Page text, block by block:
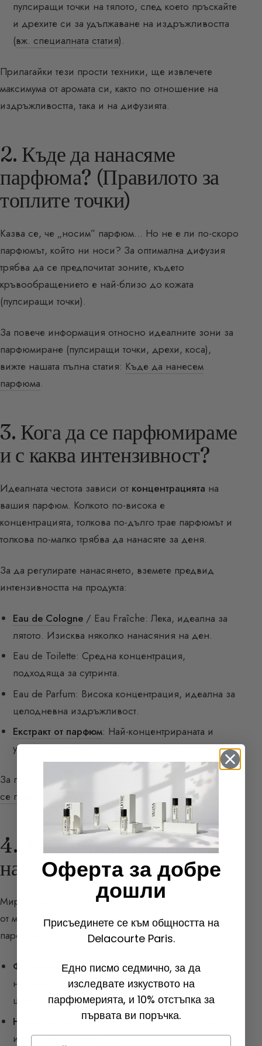
пулсиращи точки на тялото, след което пръскайте
и дрехите си за удължаване на издръжливостта
(вж. специалната статия).
Прилагайки тези прости техники, ще извлечете
максимума от аромата си, както по отношение на
издръжливостта, така и на дифузията.
2. Къде да нанасяме
парфюма? (Правилото за
топлите точки)
Казва се, че „носим” парфюм… Но не е ли по-скоро
парфюмът, който ни носи? За оптимална дифузия
трябва да се предпочитат зоните, където
кръвообращението е най-близо до кожата
(пулсиращи точки).
За повече информация относно идеалните зони за
парфюмиране (пулсиращи точки, дрехи, коса),
вижте нашата пълна статия: Къде да нанесем
парфюма.
3. Кога да се парфюмираме
и с каква интензивност?
Идеалната честота зависи от концентрацията на
вашия парфюм. Колкото по-висока е
концентрацията, толкова по-дълго трае парфюмът и
толкова по-малко трябва да нанасяте за деня.
За да регулирате нанасянето, вземете предвид
интензивността на продукта:
Eau de Cologne / Eau Fraîche: Лека, идеална за
лятото. Изисква няколко нанасяния на ден.
Eau de Toilette: Средна концентрация,
подходяща за сутринта.
Eau de Parfum: Висока концентрация, идеална за
целодневна издръжливост.
Екстракт от парфюм: Най-концентрираната и
устойчива форма. Няколко капки са достатъчни.
За повече подробности, прочетете:Колко често да
се парфюмираме?
4. Алхимията: Влиянието
на кожата и възрастта
Миризмата на вашата кожа се развива в зависимост
от множество фактори, влияещи върху алхимията с
парфюма:
Физиология:Тип кожа ( суха, мазна, смесена
на кожата, телесна температура и хормонален
цикъл.
Начин на живот:Диета, евентуални медикаменти
и физическа активност.
Оферта за добре
дошли
Присъединете се към общността на
Delacourte Paris.
Едно писмо седмично, за да
изследвате изкуството на
парфюмерията, и 10% отстъпка за
първата ви поръчка.